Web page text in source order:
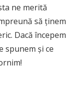
ne merită
să ținem
Dacă începem
spunem și ce